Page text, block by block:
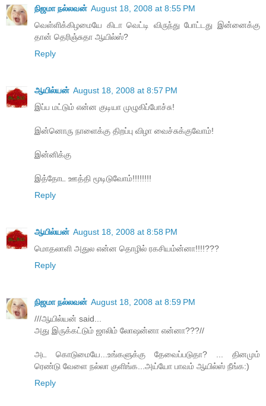
நிஜமா நல்லவன் August 18, 2008 at 8:55 PM
வெள்ளிக்கிழமையே கிடா வெட்டி விருந்து போட்டது இன்னைக்கு
தான் தெரிஞ்சுதா ஆயில்ஸ்?
Reply
ஆயில்யன் August 18, 2008 at 8:57 PM
இப்ப மட்டும் என்ன குடியா முழுகிப்போச்சு!
இன்னொரு நாளைக்கு திறப்பு விழா வைச்சுக்குவோம்!
இன்னிக்கு
இத்தோட ஊத்தி மூடிடுவோம்!!!!!!!!
Reply
ஆயில்யன் August 18, 2008 at 8:58 PM
மொதலாளி அதுல என்ன தொழில் ரகசியம்ன்னா!!!!???
Reply
நிஜமா நல்லவன் August 18, 2008 at 8:59 PM
///ஆயில்யன் said...
அது இருக்கட்டும் ஜாலிம் லோஷன்னா என்னா???//
அட கொடுமையே...உங்களுக்கு தேவைப்படுதா? ... தினமும்
ரெண்டு வேளை நல்லா குளிங்க...அய்யோ பாவம் ஆயில்ஸ் நீங்க:)
Reply